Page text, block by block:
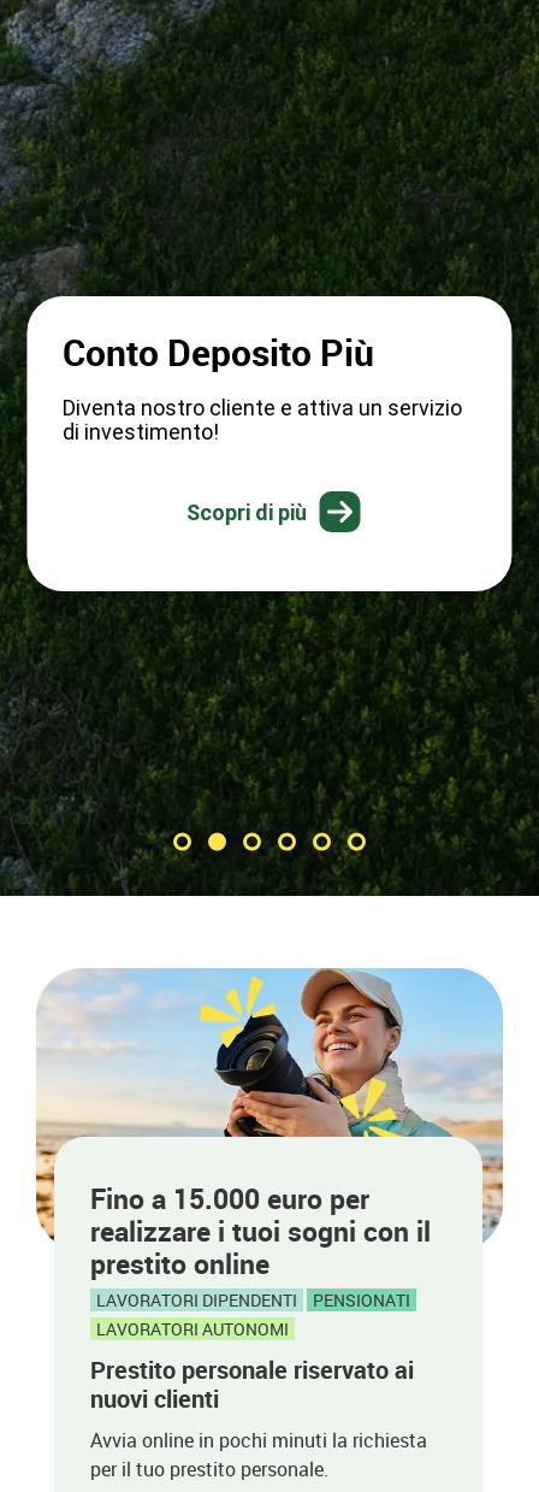
Entro il 18/09/2026
Sconti sulle polizze by
Credemassicurazioni
Scopri come funziona!
Fino a 15.000 euro per
realizzare i tuoi sogni con il
prestito online
LAVORATORI DIPENDENTI
PENSIONATI
LAVORATORI AUTONOMI
Prestito personale riservato ai
nuovi clienti
Avvia online in pochi minuti la richiesta
per il tuo prestito personale.